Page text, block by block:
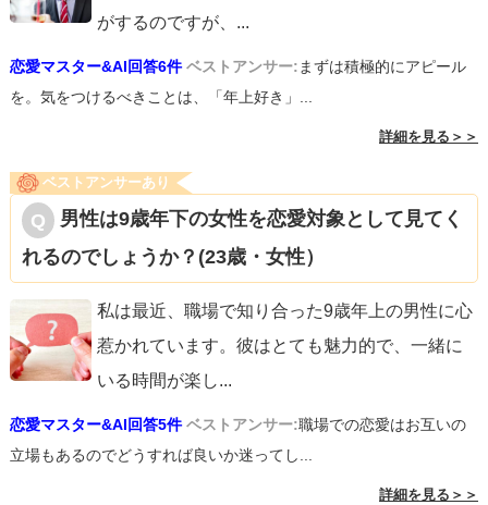
がするのですが、 ...
恋愛マスター&AI回答6件 ベストアンサー:まずは積極的にアピール
を。気をつけるべきことは、「年上好き」...
詳細を見る＞＞
ベストアンサーあり
男性は9歳年下の女性を恋愛対象として見てく
れるのでしょうか？(23歳・女性）
私は最近、職場で知り合った9歳年上の男性に心
惹かれています。彼はとても魅力的で、一緒に
いる時間が楽し...
恋愛マスター&AI回答5件 ベストアンサー:職場での恋愛はお互いの
立場もあるのでどうすれば良いか迷ってし...
詳細を見る＞＞